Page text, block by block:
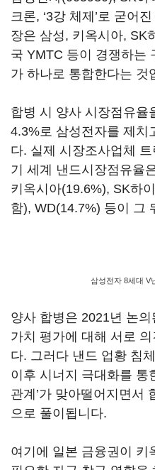
크론, ‘3강 체제’로 굳어
장은 삼성, 키옥시아, SK
국 YMTC 등이 경쟁하는
가 하나로 통합한다는 것
합병 시 양사 시장점유율
4.3%로 삼성전자를 제치
다. 실제 시장조사업체
기 세계 낸드시장점유율
키옥시아(19.6%), SK하
함), WD(14.7%) 등이 그
삼성전자 8세대 V
양사 합병은 2021년 논
가치 평가에 대해 서로
다. 그러다 낸드 업황 침
이후 시너지 극대화를 통
관계’가 맞아떨어지면서
으로 풀이됩니다.
여기에 일본 금융권이 키